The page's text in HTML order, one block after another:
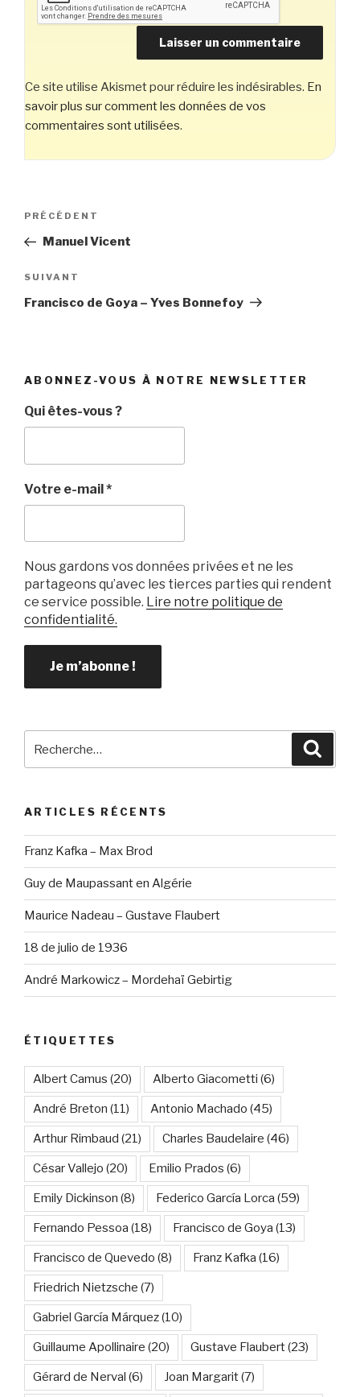
Ce site utilise Akismet pour réduire les indésirables. En
savoir plus sur comment les données de vos
commentaires sont utilisées.
Navigation
l’article
Article
précédent
PRÉCÉDENT
Manuel Vicent
Article
suivant
SUIVANT
Francisco de Goya – Yves Bonnefoy
ABONNEZ-VOUS À NOTRE NEWSLETTER
Qui êtes-vous ?
Votre e-mail*
Nous gardons vos données privées et ne les
partageons qu’avec les tierces parties qui rendent
ce service possible. Lire notre politique de
confidentialité.
ARTICLES RÉCENTS
Franz Kafka – Max Brod
Guy de Maupassant en Algérie
Maurice Nadeau – Gustave Flaubert
18 de julio de 1936
André Markowicz – Mordehaï Gebirtig
ÉTIQUETTES
Albert Camus (20) Alberto Giacometti (6)
André Breton (11) Antonio Machado (45)
Arthur Rimbaud (21) Charles Baudelaire (46)
César Vallejo (20) Emilio Prados (6)
Emily Dickinson (8) Federico García Lorca (59)
Fernando Pessoa (18) Francisco de Goya (13)
Francisco de Quevedo (8) Franz Kafka (16)
Friedrich Nietzsche (7)
Gabriel García Márquez(10)
Guillaume Apollinaire (20) Gustave Flaubert(23)
Gérard de Nerval (6) Joan Margarit(7)